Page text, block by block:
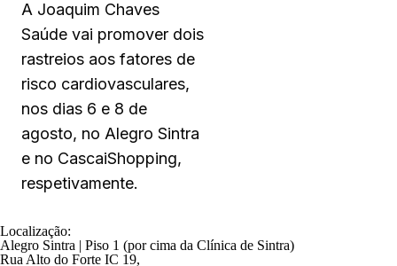
A Joaquim Chaves
Saúde vai promover dois
rastreios aos fatores de
risco cardiovasculares,
nos dias 6 e 8 de
agosto, no Alegro Sintra
e no CascaiShopping,
respetivamente.
Localização:
Alegro Sintra | Piso 1 (por cima da Clínica de Sintra)
Rua Alto do Forte IC 19,